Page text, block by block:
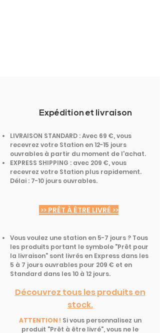
Expédition et livraison
LIVRAISON STANDARD : Avec 69 €, vous
recevrez votre Station en 12-15 jours
ouvrables à partir du moment de l'achat.
EXPRESS SHIPPING : avec 209 €, vous
recevrez votre Station plus rapidement.
Délai : 7-10 jours ouvrables.
>> PRÊT À ÊTRE LIVRÉ >>
Vous voulez une station en 5-7 jours ? Tous
les produits portant le symbole "Prêt pour
la livraison" sont livrés en Express dans les
5 à 7 jours ouvrables pour 209 € et en
Standard dans les 10 à 12 jours.
Découvrez tous les produits en
stock.
ATTENTION ! Si vous personnalisez un
produit "Prêt à être livré", vous ne le